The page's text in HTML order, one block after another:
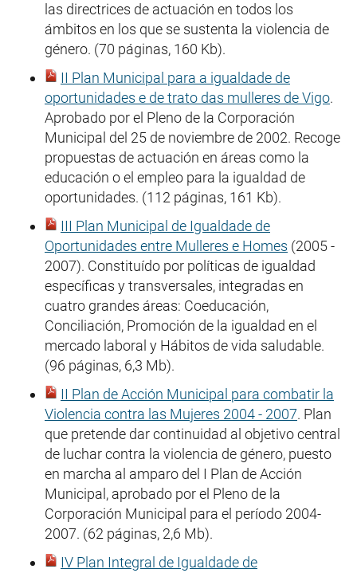
las directrices de actuación en todos los
ámbitos en los que se sustenta la violencia de
género. (70 páginas, 160 Kb).
II Plan Municipal para a igualdade de
oportunidades e de trato das mulleres de Vigo.
Aprobado por el Pleno de la Corporación
Municipal del 25 de noviembre de 2002. Recoge
propuestas de actuación en áreas como la
educación o el empleo para la igualdad de
oportunidades. (112 páginas, 161 Kb).
III Plan Municipal de Igualdade de
Oportunidades entre Mulleres e Homes (2005 -
2007). Constituído por políticas de igualdad
específicas y transversales, integradas en
cuatro grandes áreas: Coeducación,
Conciliación, Promoción de la igualdad en el
mercado laboral y Hábitos de vida saludable.
(96 páginas, 6,3 Mb).
II Plan de Acción Municipal para combatir la
Violencia contra las Mujeres 2004 - 2007. Plan
que pretende dar continuidad al objetivo central
de luchar contra la violencia de género, puesto
en marcha al amparo del I Plan de Acción
Municipal, aprobado por el Pleno de la
Corporación Municipal para el período 2004-
2007. (62 páginas, 2,6 Mb).
IV Plan Integral de Igualdade de